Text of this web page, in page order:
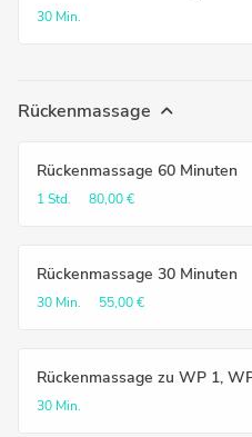
30 Min.
Rückenmassage
Rückenmassage 60 Minuten
1 Std. 80,00 €
Rückenmassage 30 Minuten
30 Min. 55,00 €
Rückenmassage zu WP 1,
30 Min.